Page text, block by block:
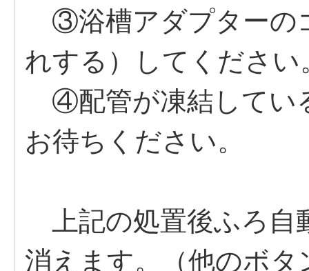
③浴槽アダプターの
れする）してください
④配管が凍結してい
お待ちください。
上記の処置後ふろ自
消えます。（他のボ